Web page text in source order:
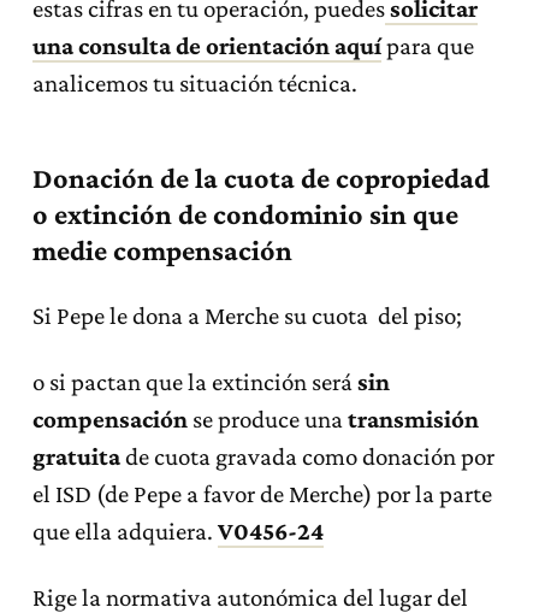
estas cifras en tu operación, puedessolicitar
una consulta de orientación aquípara que
analicemos tu situación técnica.
Donación de la cuota de copropiedad
o extinción de condominio sin que
medie compensación
Si Pepe le dona a Merche su cuota del piso;
o si pactan que la extinción será sin
compensación se produce una transmisión
gratuitade cuota gravada como donación por
el ISD (de Pepe a favor de Merche) por la parte
que ella adquiera. V0456-24
Rige la normativa autonómica del lugar del